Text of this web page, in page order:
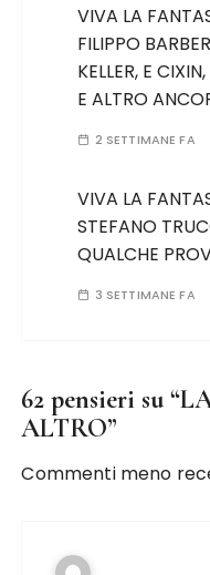
VIVA LA
FILIPPO
KELLER, E
E ALTRO
2 SETTIMANE FA
VIVA LA
STEFANO
QUALCHE
3 SETTIMANE FA
62 pensieri su “
ALTRO”
Commenti meno